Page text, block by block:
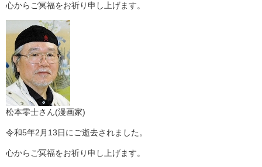
心からご冥福をお祈り申し上げます。
松本零士さん(漫画家)
令和5年2月13日にご逝去されました。
心からご冥福をお祈り申し上げます。